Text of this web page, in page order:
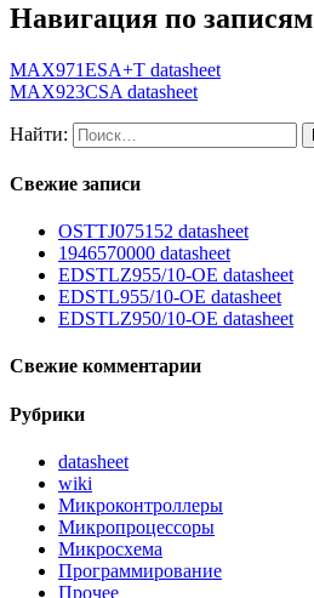
Навигация по записям
MAX971ESA+T datasheet
MAX923CSA datasheet
Найти:
Свежие записи
OSTTJ075152 datasheet
1946570000 datasheet
EDSTLZ955/10-OE datasheet
EDSTL955/10-OE datasheet
EDSTLZ950/10-OE datasheet
Свежие комментарии
Рубрики
datasheet
wiki
Микроконтроллеры
Микропроцессоры
Микросхема
Программирование
Прочее